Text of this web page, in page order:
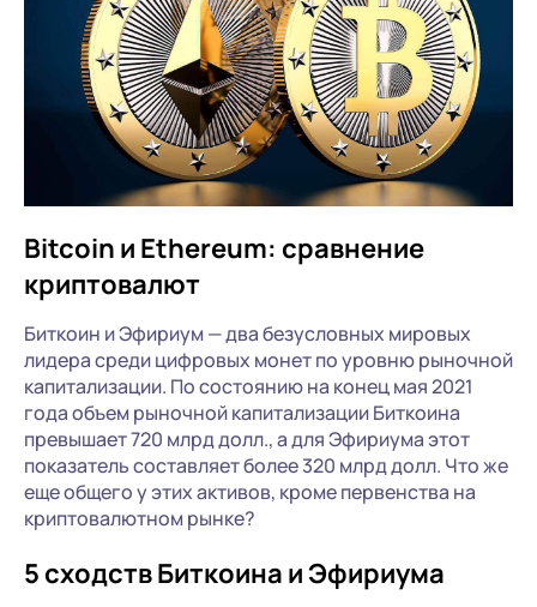
Bitcoin и Ethereum: сравнение
криптовалют
Биткоин и Эфириум — два безусловных мировых
лидера среди цифровых монет по уровню рыночной
капитализации. По состоянию на конец мая 2021
года объем рыночной капитализации Биткоина
превышает 720 млрд долл., а для Эфириума этот
показатель составляет более 320 млрд долл. Что же
еще общего у этих активов, кроме первенства на
криптовалютном рынке?
5 сходств Биткоина и Эфириума